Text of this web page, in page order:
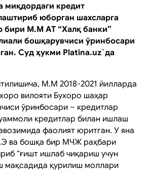
миқдордаги кредит
юборган шахсларга
бири М.М АТ “Халқ банки”
бошқарувчиси ўринбосари
Суд ҳукми Platina.uz`да
М.М 2018-2021 йилларда
вилояти Бухоро шаҳар
ўринбосари – кредитлар
кредитлар билан ишлаш
фаолият юритган. У яна
ва бошқа бир МЧЖ раҳбари
“ғишт ишлаб чиқариш учун
мақсадида қурилиш моллари